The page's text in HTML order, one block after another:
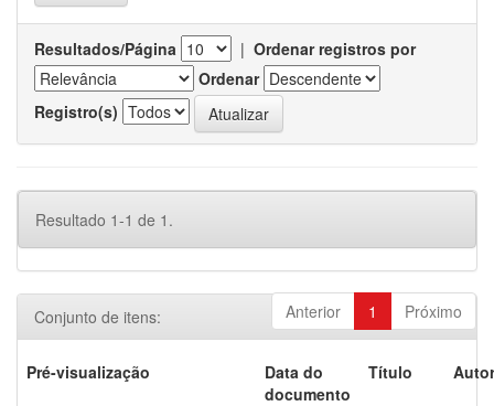
Resultados/Página | Ordenar registros por
Ordenar
Registro(s)
Resultado 1-1 de 1.
Anterior 1 Próximo
Conjunto de itens:
Pré-visualização
Data do
documento
Título